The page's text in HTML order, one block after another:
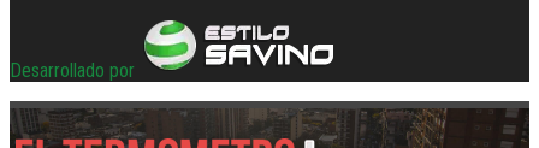
Desarrollado por